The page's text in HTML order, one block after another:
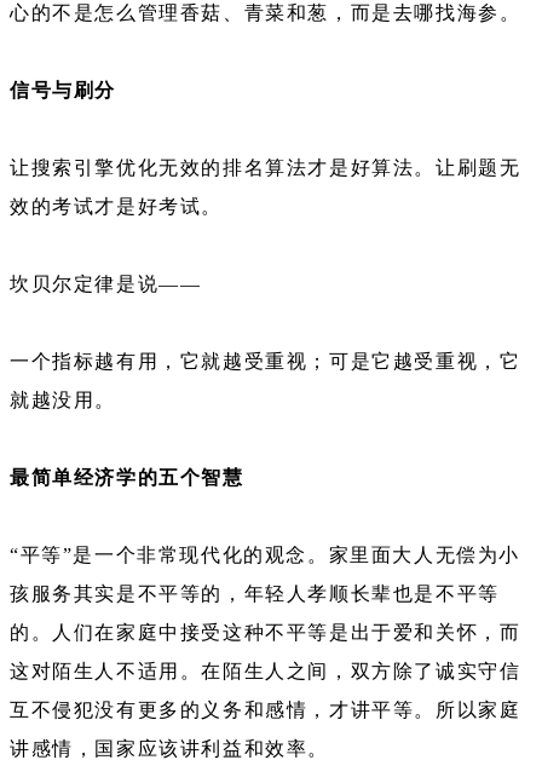
心的不是怎么管理香菇、青菜和葱，而是去哪找海参。
信号与刷分
让搜索引擎优化无效的排名算法才是好算法。让刷题无
效的考试才是好考试。
坎贝尔定律是说——
一个指标越有用，它就越受重视；可是它越受重视，它
就越没用。
最简单经济学的五个智慧
“平等”是一个非常现代化的观念。家里面大人无偿为小
孩服务其实是不平等的，年轻人孝顺长辈也是不平等
的。人们在家庭中接受这种不平等是出于爱和关怀，而
这对陌生人不适用。在陌生人之间，双方除了诚实守信
互不侵犯没有更多的义务和感情，才讲平等。所以家庭
讲感情，国家应该讲利益和效率。